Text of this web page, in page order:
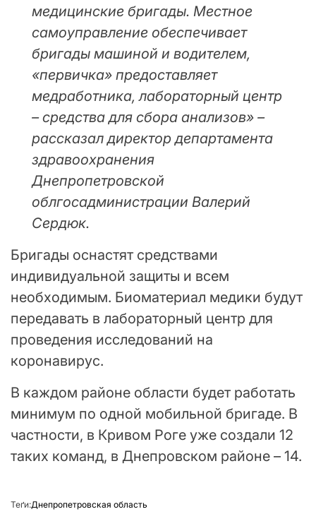
медицинские бригады. Местное
самоуправление обеспечивает
бригады машиной и водителем,
«первичка» предоставляет
медработника, лабораторный центр
– средства для сбора анализов» –
рассказал директор департамента
здравоохранения
Днепропетровской
облгосадминистрации Валерий
Сердюк.
Бригады оснастят средствами
индивидуальной защиты и всем
необходимым. Биоматериал медики будут
передавать в лабораторный центр для
проведения исследований на
коронавирус.
В каждом районе области будет работать
минимум по одной мобильной бригаде. В
частности, в Кривом Роге уже создали 12
таких команд, в Днепровском районе – 14.
Теґи:Днепропетровская область